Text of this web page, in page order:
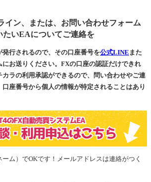
イン、または、お問い合わせフォーム
たいEAについてご連絡を
発行されるので、その口座番号を公式LINE また
にお送りください。FXの口座の認証だけできれ
ラの利用承認ができるので、問い合わせやご連
座番号から個人の情報が特定されることはあり
ム）でOKです！メールアドレスは連絡がつく